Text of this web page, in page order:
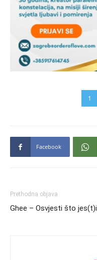
1
Facebook
Prethodna objava
Ghee – Osvjesti što jes(t)i